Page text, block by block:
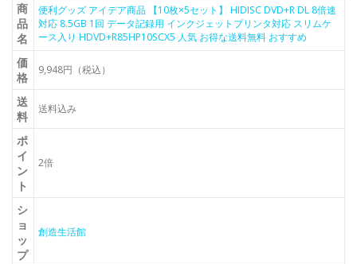
商
品
名
便利グッズ アイデア商品 【10枚×5セット】 HIDISC DVD+R DL 8倍速
対応 8.5GB 1回 データ記録用 インクジェットプリンタ対応 スリムケ
ース入り HDVD+R85HP10SCX5 人気 お得な送料無料 おすすめ
価
格
9,948円（税込）
送
料
送料込み
ポ
イ
ン
ト
2倍
シ
ョ
ッ
プ
創造生活館